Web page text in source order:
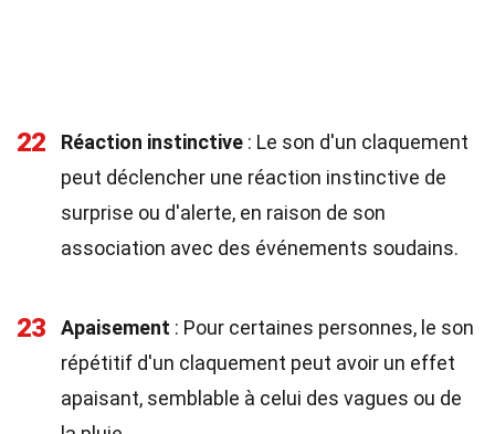
22 Réaction instinctive : Le son d'un claquement
peut déclencher une réaction instinctive de
surprise ou d'alerte, en raison de son
association avec des événements soudains.
23 Apaisement : Pour certaines personnes, le son
répétitif d'un claquement peut avoir un effet
apaisant, semblable à celui des vagues ou de